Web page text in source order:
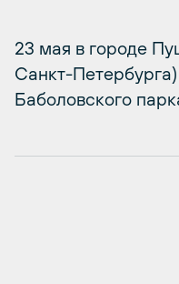
23 мая в городе
Санкт-
Баболовского